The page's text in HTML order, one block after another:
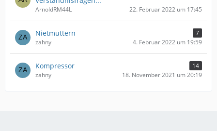
ArnoldRM44L 22. Februar 2022 um 17:45
Nietmuttern
7
zahny
4. Februar 2022 um 19:59
Kompressor
14
zahny
18. November 2021 um 20:19